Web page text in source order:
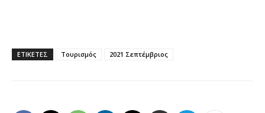
ΕΤΙΚΕΤΕΣ Τουρισμός 2021 Σεπτέμβριος